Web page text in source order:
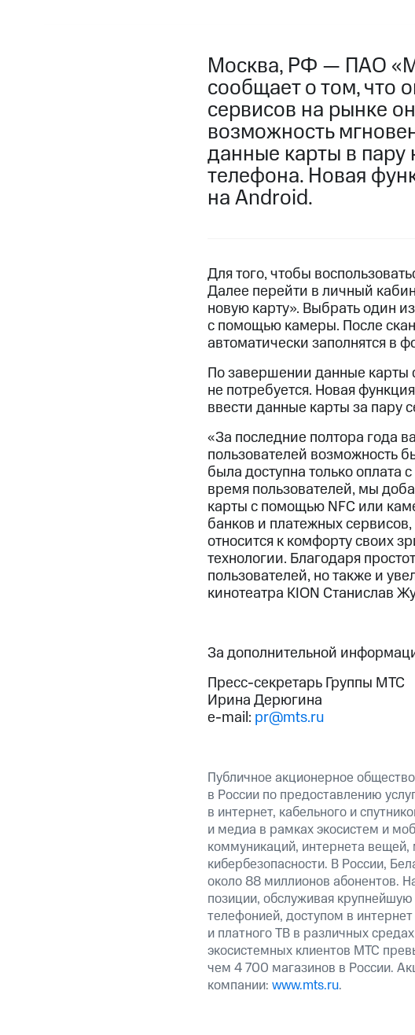
Москва, РФ — ПАО
сообщает о том, что
сервисов на рынке
возможность
данные карты в
телефона. Новая
на Android.
Для того, чтобы
Далее перейти в личный
новую карту». Выбрать один
с помощью камеры. После
автоматически заполнятся в
По завершении данные карты
не потребуется. Новая
ввести данные карты за пару
«За последние полтора года
пользователей возможность
была доступна только
время пользователей, мы
карты с помощью NFC или
банков и платежных
относится к комфорту своих
технологии. Благодаря
пользователей, но также и
кинотеатра KION Станислав
За дополнительной
Пресс-секретарь Группы МТС
Ирина Дерюгина
e-mail: pr@mts.ru
Публичное акционерное
в России по предоставлению
в интернет, кабельного и
и медиа в рамках экосистем и
коммуникаций, интернета
кибербезопасности. В России,
около 88 миллионов абонентов.
позиции, обслуживая
телефонией, доступом в
и платного ТВ в различных
экосистемных клиентов МТС
чем 4 700 магазинов в России.
компании: www.mts.ru.